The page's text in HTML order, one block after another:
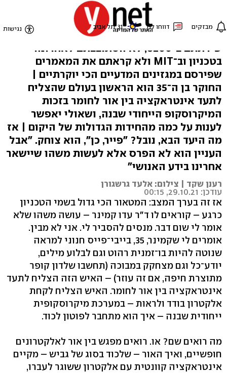
המטאור שחוקר את האור
אם לא שמעתם על ד"ר עדו קמינר, כנראה לא
שירתתם ב־8200, לא הסתובבתם לאחרונה
בטכניון וב־MIT ולא קראתם את המאמרים
שפירסם במגזינים המדעיים הכי יוקרתיים |
החוקר בן ה־35 הוא הראשון בעולם שהצליח
לתעד אינטראקציה בין אור לחומר בזכות
המיקרוסקופ הייחודי שבנה, ושאולי יאפשר
לענות על כמה מהחידות הגדולות של היקום | אז
מה היעד הבא, נובל? "פייר, כן", הוא צוחק. "אבל
העניין הוא לא הפרס אלא לעשות משהו שיישאר
אחרינו בידע האנושי"
רענן שקד | צילום: אלעד גרשגורן
עודכן: 29.10.21, 00:15
אז זה בערך המצב: המטאור הכי גדול בשמי הטכניון
כרגע – קוראים לו ד"ר עדו קמינר – עושה משהו שלא
אומר לי שום דבר. מנסים להסביר לי. אני לא מבין.
אומרים לי שקמינר, 35, בייבי־פייס חנוני למראה
שנוטה להיות בו־זמנית רהוט וגם לבלוע מילים,
יודע־כל וגם מצחקק במבוכה (תחשבו שלדון קופר
מתוצרת חיפה, אם זה עוזר) – האיש הזה הצליח לתעד
אינטראקציה בין אור לחומר. האיש הצליח לקחת
אלקטרון בודד ולראות – במערכת מיקרוסקופית
ייחודית שבנה – איך הוא מתחבר לפוטון לכוד.
מה רואים שם? או. רואים מפגש בין אור לאלקטרונים
חופשיים, ואיך האור – שלכוד בסוג של גביש – מקיים
אינטראקציה קוונטית עם אלקטרון ששוגר לעברו,